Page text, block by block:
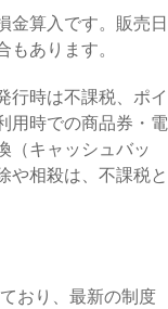
金算入です。販売日
あります。
行時は不課税、ポイ
用時での商品券・電
（キャッシュバッ
や相殺は、不課税と
おり、最新の制度